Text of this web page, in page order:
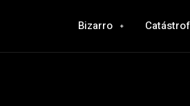
Bizarro